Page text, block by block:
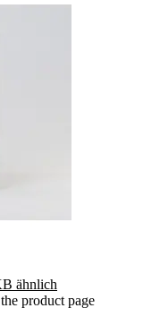
ähnlich
product page